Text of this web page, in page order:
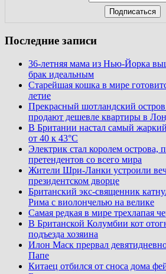
Последние записи
36-летняя мама из Нью-Йорка
брак идеальным
Старейшая кошка в мире
летие
Прекрасный шотландский
продают дешевле квартиры в
В Британии настал самый жаркий
от 40 к 43°C
Электрик стал королем острова,
претендентов со всего мира
Жители Шри-Ланки устроили
президентском дворце
Британский экс-священник
Рима с виолончелью на велике
Самая редкая в мире трехлапая
В Британской Колумбии кот
подъезда хозяина
Илон Маск прервал
Папе
Китаец отбился от сноса дома